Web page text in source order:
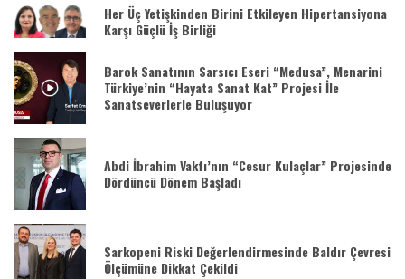
Her Üç Yetişkinden Birini Etkileyen Hipertansiyona
Karşı Güçlü İş Birliği
Barok Sanatının Sarsıcı Eseri “Medusa”, Menarini
Türkiye’nin “Hayata Sanat Kat” Projesi İle
Sanatseverlerle Buluşuyor
Abdi İbrahim Vakfı’nın “Cesur Kulaçlar” Projesinde
Dördüncü Dönem Başladı
Sarkopeni Riski Değerlendirmesinde Baldır Çevresi
Ölçümüne Dikkat Çekildi